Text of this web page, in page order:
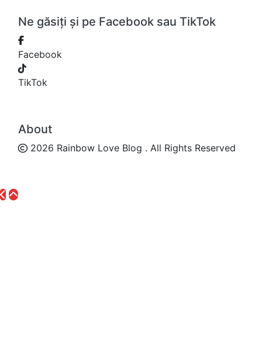
Ne găsiți și pe Facebook sau TikTok
Facebook
TikTok
About
2026 Rainbow Love Blog . All Rights Reserved